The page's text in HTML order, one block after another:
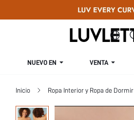
NUEVO EN VENTA
Inicio Ropa Interior y Ropa de Dormir